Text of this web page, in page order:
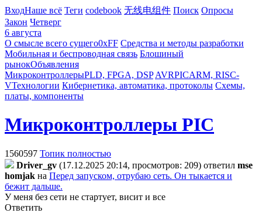
ВходНаше всё Теги codebook 无线电组件 Поиск Опросы
Закон Четверг
6 августа
О смысле всего сущего0xFF Средства и методы разработки
Мобильная и беспроводная связь Блошиный
рынокОбъявления
МикроконтроллерыPLD, FPGA, DSP AVRPICARM, RISC-
VТехнологии Кибернетика, автоматика, протоколы Схемы,
платы, компоненты
Микроконтроллеры PIC
1560597 Топик полностью
Driver_gv (17.12.2025 20:14, просмотров: 209) ответил mse
homjak на Перед запуском, отрубаю сеть. Он тыкается и
бежит дальше.
У меня без сети не стартует, висит и все
Ответить